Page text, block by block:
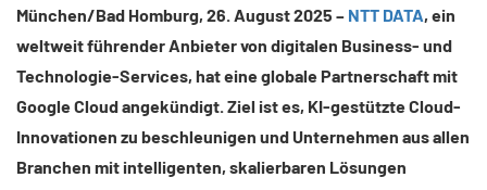
München/Bad Homburg, 26. August 2025 – NTT DATA, ein
weltweit führender Anbieter von digitalen Business- und
Technologie-Services, hat eine globale Partnerschaft mit
Google Cloud angekündigt. Ziel ist es, KI-gestützte Cloud-
Innovationen zu beschleunigen und Unternehmen aus allen
Branchen mit intelligenten, skalierbaren Lösungen